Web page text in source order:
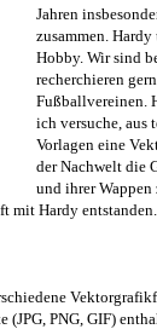
Jahren
zusammen.
Hobby. Wir sind
recherchieren
Fußballvereinen.
ich versuche, aus
Vorlagen eine
der Nachwelt die
und ihrer Wappen
mit Hardy entstanden.
PNG, GIF)